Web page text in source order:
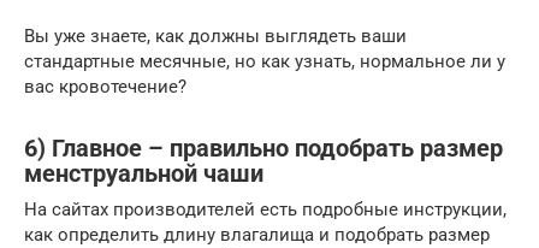
Вы уже знаете, как должны выглядеть ваши
стандартные месячные, но как узнать, нормальное ли у
вас кровотечение?
6) Главное – правильно подобрать размер
менструальной чаши
На сайтах производителей есть подробные инструкции,
как определить длину влагалища и подобрать размер